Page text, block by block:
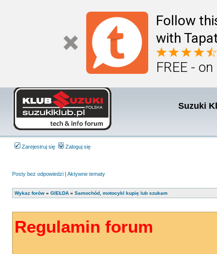
Follow
with
FREE -
Suzuki
Zarejestruj się Zaloguj się
Posty bez odpowiedzi | Aktywne tematy
Wykaz forów » GIEŁDA » Samochód, motocykl kupię lub szukam
Regulamin forum